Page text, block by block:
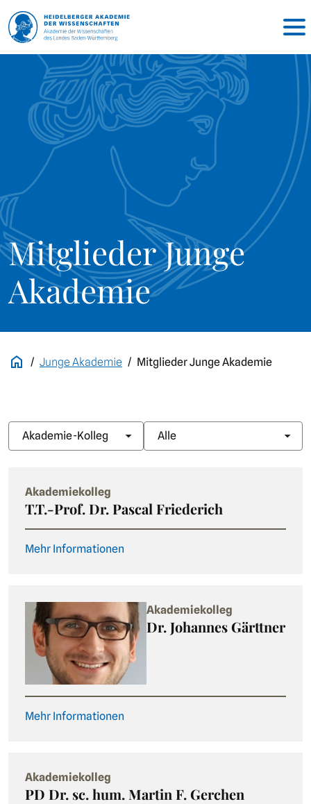
Mitglieder Junge
Akademie
Junge Akademie Mitglieder Junge Akademie
Akademie-Kolleg Alle
Akademiekolleg
T.T.-Prof. Dr. Pascal Friederich
Mehr Informationen
Akademiekolleg
Dr. Johannes Gärttner
Mehr Informationen
Akademiekolleg
PD Dr. sc. hum. Martin F. Gerchen